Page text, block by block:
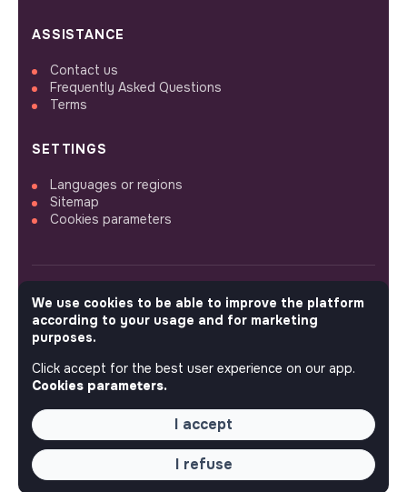
ASSISTANCE
Contact us
Frequently Asked Questions
Terms
SETTINGS
Languages or regions
Sitemap
Cookies parameters
FOLLOW US
© 2026 jobs that makesense.
We use cookies to be able to improve the platform
according to your usage and for marketing
purposes.
Click accept for the best user experience on our app.
Cookies parameters.
I accept
I refuse